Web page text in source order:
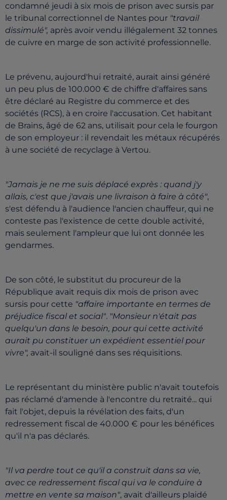
condamné jeudi à six mois de prison avec sursis par
le tribunal correctionnel de Nantes pour "travail
dissimulé", après avoir vendu illégalement 32 tonnes
de cuivre en marge de son activité professionnelle.
Le prévenu, aujourd'hui retraité, aurait ainsi généré
un peu plus de 100.000 € de chiffre d'affaires sans
être déclaré au Registre du commerce et des
sociétés (RCS), à en croire l'accusation. Cet habitant
de Brains, âgé de 62 ans, utilisait pour cela le fourgon
de son employeur : il revendait les métaux récupérés
à une société de recyclage à Vertou.
"Jamais je ne me suis déplacé exprès : quand j'y
allais, c'est que j'avais une livraison à faire à côté",
s'est défendu à l'audience l'ancien chauffeur, qui ne
conteste pas l'existence de cette double activité,
mais seulement l'ampleur que lui ont donnée les
gendarmes.
De son côté, le substitut du procureur de la
République avait requis dix mois de prison avec
sursis pour cette "affaire importante en termes de
préjudice fiscal et social". "Monsieur n'était pas
quelqu'un dans le besoin, pour qui cette activité
aurait pu constituer un expédient essentiel pour
vivre", avait-il souligné dans ses réquisitions.
Le représentant du ministère public n'avait toutefois
pas réclamé d'amende à l'encontre du retraité... qui
fait l'objet, depuis la révélation des faits, d'un
redressement fiscal de 40.000 € pour les bénéfices
qu'il n'a pas déclarés.
"Il va perdre tout ce qu'il a construit dans sa vie,
avec ce redressement fiscal qui va le conduire à
mettre en vente sa maison", avait d'ailleurs plaidé